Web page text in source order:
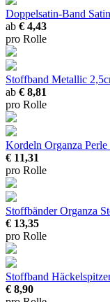
Doppelsatin-Band
ab € 4,43
pro Rolle
Stoffband Metallic
ab € 8,81
pro Rolle
Kordeln Organza Perle
€ 11,31
pro Rolle
Stoffbänder Organza
€ 13,35
pro Rolle
Stoffband
€ 8,90